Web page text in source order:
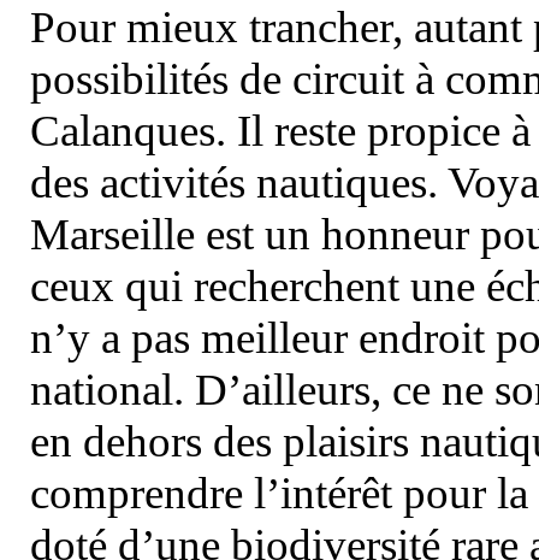
Pour mieux trancher, autant
possibilités de circuit à
Calanques. Il reste propice
des activités nautiques.
Marseille est un honneur
ceux qui recherchent une
n’y a pas meilleur endroit
national. D’ailleurs, ce ne
en dehors des plaisirs
comprendre l’intérêt pour
doté d’une biodiversité